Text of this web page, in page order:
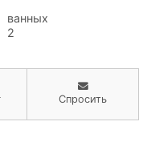
ванных
2
Спросить